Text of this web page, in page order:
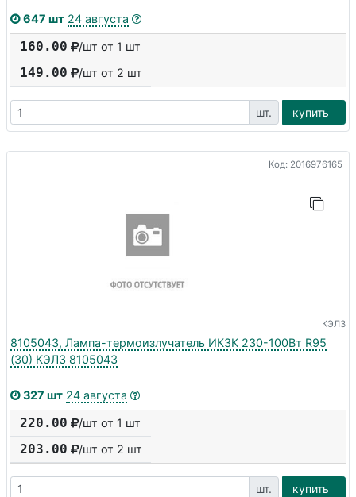
647 шт 24 августа
160.00 /шт от 1 шт
149.00 /шт от 2 шт
шт. купить
Код: 2016976165
КЭЛЗ
8105043, Лампа-термоизлучатель ИКЗК 230-100Вт R95
(30) КЭЛЗ 8105043
327 шт 24 августа
220.00 /шт от 1 шт
203.00 /шт от 2 шт
шт. купить